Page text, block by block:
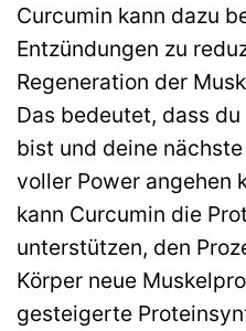
Curcumin kann dazu
Entzündungen zu
Regeneration der
Das bedeutet, dass
bist und deine
voller Power angehen
kann Curcumin die
unterstützen, den
Körper neue
gesteigerte